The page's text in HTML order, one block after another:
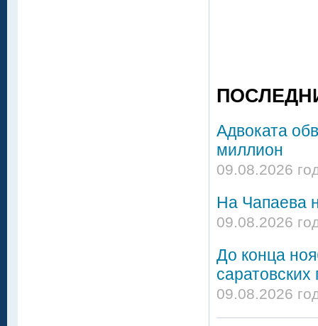
Адвоката
миллион
09.08.2026
На Чапаева
09.08.2026
До конца
09.08.2026